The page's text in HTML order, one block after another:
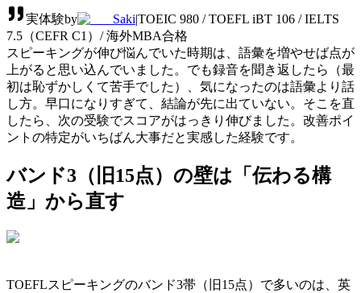
実体験by Saki|TOEIC 980 / TOEFL iBT 106 / IELTS
7.5（CEFR C1）/ 海外MBA合格
スピーキングが伸び悩んでいた時期は、語彙を増やせば点が
上がると思い込んでいました。でも録音を聞き返したら（最
初は恥ずかしくて苦手でした）、気になったのは語彙より話
し方。早口になりすぎて、結論が先に出ていない。そこを直
したら、次の受験でスコアがはっきり伸びました。改善ポイ
ントの特定がいちばん大事だと実感した経験です。
バンド3（旧15点）の壁は「伝わる構
造」から直す
TOEFLスピーキングのバンド3帯（旧15点）で多いのは、英